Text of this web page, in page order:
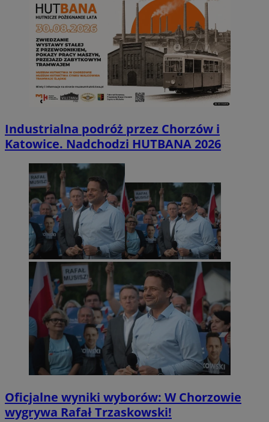
Industrialna podróż przez Chorzów i
Katowice. Nadchodzi HUTBANA 2026
Oficjalne wyniki wyborów: W Chorzowie
wygrywa Rafał Trzaskowski!